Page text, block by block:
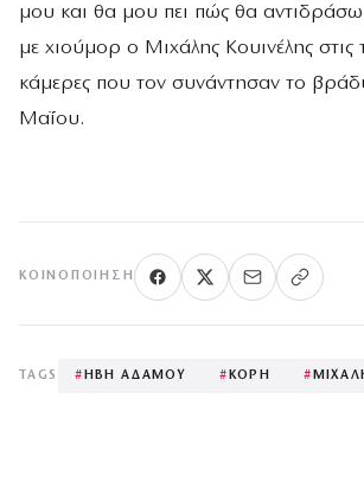
μου και θα μου πει πώς θα αντιδράσω
με χιούμορ ο Μιχάλης Κουινέλης στις
κάμερες που τον συνάντησαν το
Μαΐου.
ΚΟΙΝΟΠΟΊΗΣΗ
TAGS # ΗΒΗ ΑΔΑΜΟΥ # ΚΟΡΗ #